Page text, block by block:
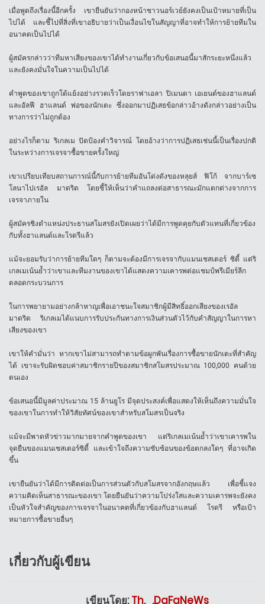
เมื่อพูดถึงเรื่องนี้อีกครั้ง เขายืนยันว่ากองหน้าชาวนอร์เวย์ยังคงเป็นเป้าหมายที่เป็น
ไปได้ และชี้ไปที่สิ่งที่เขาอธิบายว่าเป็นเงื่อนไขในสัญญาที่อาจทำให้การย้ายทีมใน
อนาคตเป็นไปได้
ผู้สมัครกล่าวว่าทีมหาเสียงของเขาได้ทำงานเกี่ยวกับข้อเสนอนี้มาสักระยะหนึ่งแล้ว
และยังคงมั่นใจในความเป็นไปได้
คำพูดของเขาถูกโต้แย้งอย่างรวดเร็วโดยราฟาเอลา ปิเมนตา เอเยนต์ของฮาแลนด์
และอัลฟี ฮาแลนด์ พ่อของนักเตะ ซึ่งออกมาปฏิเสธข้อกล่าวอ้างดังกล่าวอย่างเป็น
ทางการว่าไม่ถูกต้อง
อย่างไรก็ตาม ริเกลเม ปัดป้องคำวิจารณ์ โดยอ้างว่าการปฏิเสธเช่นนี้เป็นเรื่องปกติ
ในระหว่างการเจรจาซื้อขายครั้งใหญ่
เขาเปรียบเทียบสถานการณ์นี้กับการย้ายทีมอันโด่งดังของหลุยส์ ฟิโก้ จากบาร์เซ
โลนาไปเรอัล มาดริด โดยชี้ให้เห็นว่าคำแถลงต่อสาธารณะมักแตกต่างจากการ
เจรจาภายใน
ผู้สมัครชิงตำแหน่งประธานสโมสรยังเปิดเผยว่าได้มีการพูดคุยกับตัวแทนที่เกี่ยวข้อง
กับทั้งฮาแลนด์และโรดรีแล้ว
แม้จะยอมรับว่าการย้ายทีมใดๆ ก็ตามจะต้องมีการเจรจากับแมนเชสเตอร์ ซิตี้ แต่ริ
เกลเมเน้นย้ำว่าเขาและทีมงานของเขาได้แสดงความเคารพต่อแชมป์พรีเมียร์ลีก
ตลอดกระบวนการ
ในการพยายามอย่างกล้าหาญเพื่อเอาชนะใจสมาชิกผู้มีสิทธิ์ออกเสียงของเรอัล
มาดริด ริเกลเมได้แนบการรับประกันทางการเงินส่วนตัวไว้กับคำสัญญาในการหา
เสียงของเขา
เขาให้คำมั่นว่า หากเขาไม่สามารถทำตามข้อผูกพันเรื่องการซื้อขายนักเตะที่สำคัญ
ได้ เขาจะรับผิดชอบค่าสมาชิกรายปีของสมาชิกสโมสรประมาณ 100,000 คนด้วย
ตนเอง
ข้อเสนอนี้มีมูลค่าประมาณ 15 ล้านยูโร มีจุดประสงค์เพื่อแสดงให้เห็นถึงความมั่นใจ
ของเขาในการทำให้วิสัยทัศน์ของเขาสำหรับสโมสรเป็นจริง
แม้จะมีพาดหัวข่าวมากมายจากคำพูดของเขา แต่ริเกลเมเน้นย้ำว่าเขาเคารพใน
จุดยืนของแมนเชสเตอร์ซิตี้ และเข้าใจถึงความซับซ้อนของข้อตกลงใดๆ ที่อาจเกิด
ขึ้น
เขายืนยันว่าได้มีการติดต่อเป็นการส่วนตัวกับสโมสรจากอังกฤษแล้ว เพื่อชี้แจง
ความคิดเห็นสาธารณะของเขา โดยยืนยันว่าความโปร่งใสและความเคารพจะยังคง
เป็นหัวใจสำคัญของการเจรจาในอนาคตที่เกี่ยวข้องกับฮาแลนด์ โรดรี หรือเป้า
หมายการซื้อขายอื่นๆ
เกี่ยวกับผู้เขียน
เขียนโดย:Th._.DaFaNeWs